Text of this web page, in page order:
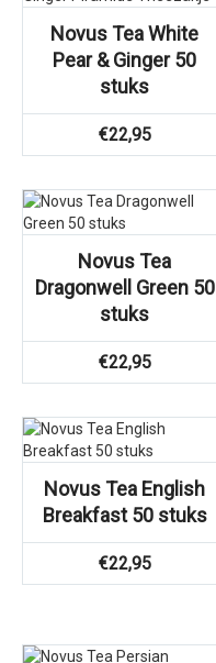
Novus Tea White
Pear & Ginger 50
stuks
€22,95
Novus Tea
Dragonwell Green 50
stuks
€22,95
Novus Tea English
Breakfast 50 stuks
€22,95